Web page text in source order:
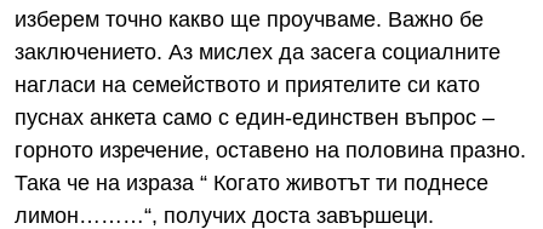
изберем точно какво ще проучваме. Важно бе
заключението. Аз мислех да засега социалните
нагласи на семейството и приятелите си като
пуснах анкета само с един-единствен въпрос –
горното изречение, оставено на половина празно.
Така че на израза “ Когато животът ти поднесе
лимон………“, получих доста завършеци.